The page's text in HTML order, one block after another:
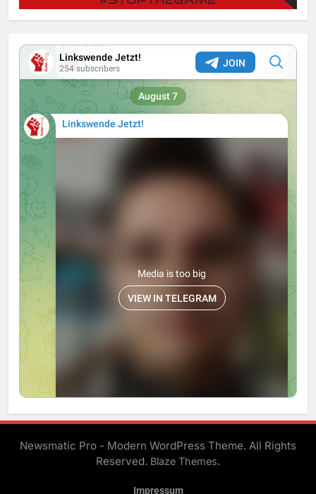
Newsmatic Pro - Modern WordPress Theme. All Rights
Reserved. Blaze Themes.
Impressum